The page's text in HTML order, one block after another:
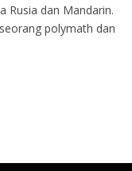
Rusia dan Mandarin.
polymath dan